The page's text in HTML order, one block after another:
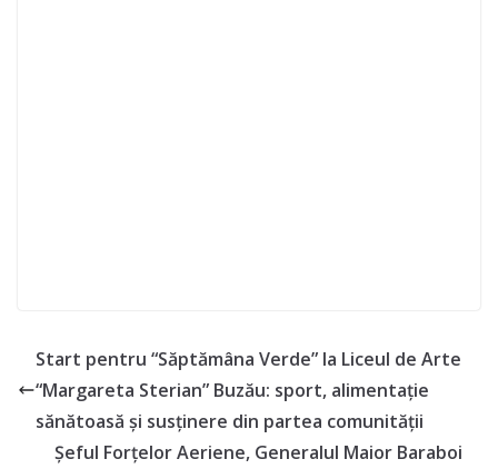
Start pentru “Săptămâna Verde” la Liceul de Arte
“Margareta Sterian” Buzău: sport, alimentație
sănătoasă și susținere din partea comunității
Șeful Forțelor Aeriene, Generalul Maior Baraboi